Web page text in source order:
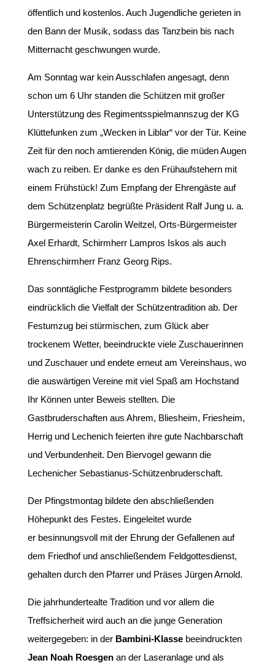
öffentlich und kostenlos. Auch Jugendliche gerieten in
den Bann der Musik, sodass das Tanzbein bis nach
Mitternacht geschwungen wurde.
Am Sonntag war kein Ausschlafen angesagt, denn
schon um 6 Uhr standen die Schützen mit großer
Unterstützung des Regimentsspielmannszug der KG
Klüttefunken zum „Wecken in Liblar“ vor der Tür. Keine
Zeit für den noch amtierenden König, die müden Augen
wach zu reiben. Er danke es den Frühaufstehern mit
einem Frühstück! Zum Empfang der Ehrengäste auf
dem Schützenplatz begrüßte Präsident Ralf Jung u. a.
Bürgermeisterin Carolin Weitzel, Orts-Bürgermeister
Axel Erhardt, Schirmherr Lampros Iskos als auch
Ehrenschirmherr Franz Georg Rips.
Das sonntägliche Festprogramm bildete besonders
eindrücklich die Vielfalt der Schützentradition ab. Der
Festumzug bei stürmischen, zum Glück aber
trockenem Wetter, beeindruckte viele Zuschauerinnen
und Zuschauer und endete erneut am Vereinshaus, wo
die auswärtigen Vereine mit viel Spaß am Hochstand
Ihr Können unter Beweis stellten. Die
Gastbruderschaften aus Ahrem, Bliesheim, Friesheim,
Herrig und Lechenich feierten ihre gute Nachbarschaft
und Verbundenheit. Den Biervogel gewann die
Lechenicher Sebastianus-Schützenbruderschaft.
Der Pfingstmontag bildete den abschließenden
Höhepunkt des Festes. Eingeleitet wurde
er besinnungsvoll mit der Ehrung der Gefallenen auf
dem Friedhof und anschließendem Feldgottesdienst,
gehalten durch den Pfarrer und Präses Jürgen Arnold.
Die jahrhundertealte Tradition und vor allem die
Treffsicherheit wird auch an die junge Generation
weitergegeben: in der Bambini-Klassebeeindruckten
Jean Noah Roesgenan der Laseranlage und als